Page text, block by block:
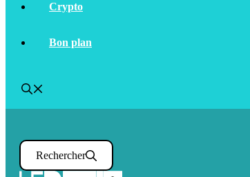
Crypto
Bon plan
Rechercher